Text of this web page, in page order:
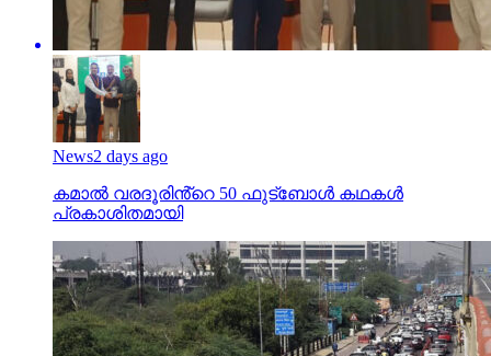
News2 days ago
കമാൽ വരദൂരിൻ്റെ 50 ഫുട്ബോൾ കഥകൾ
പ്രകാശിതമായി